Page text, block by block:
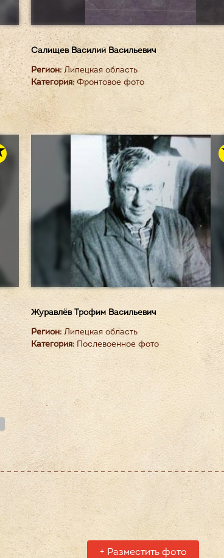
Салищев Василий Васильевич
Регион:Липецкая область
Категория:Фронтовое фото
Журавлёв Трофим Васильевич
Регион:Липецкая область
Категория:Послевоенное фото
+ Разместить фото